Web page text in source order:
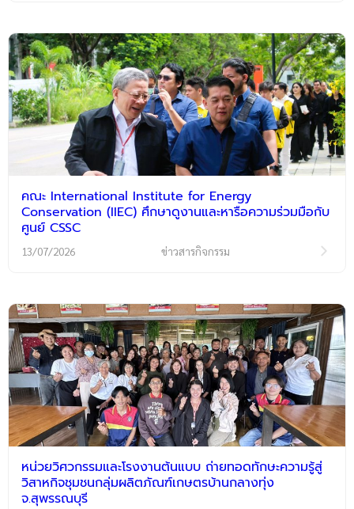
คณะ International Institute for Energy
Conservation (IIEC) ศึกษาดูงานและหารือความร่วมมือกับ
ศูนย์ CSSC
13/07/2026 ข่าวสารกิจกรรม
หน่วยวิศวกรรมและโรงงานต้นแบบ ถ่ายทอดทักษะความรู้สู่
วิสาหกิจชุมชนกลุ่มผลิตภัณฑ์เกษตรบ้านกลางทุ่ง
จ.สุพรรณบุรี